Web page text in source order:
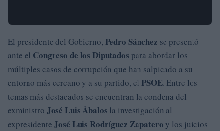
El presidente del Gobierno, Pedro Sánchez se presentó
ante el Congreso de los Diputados para abordar los
múltiples casos de corrupción que han salpicado a su
entorno más cercano y a su partido, el PSOE. Entre los
temas más destacados se encuentran la condena del
exministro José Luis Ábalos la investigación al
expresidente José Luis Rodríguez Zapatero y los juicios